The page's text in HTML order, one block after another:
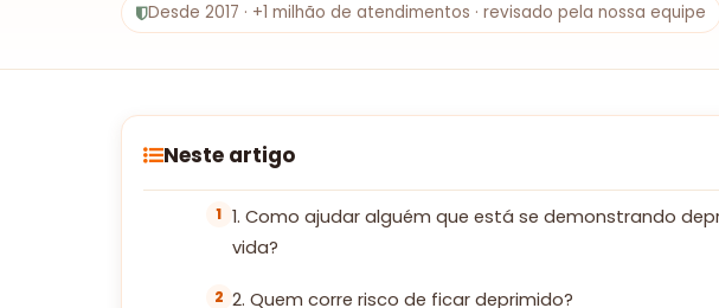
Desde 2017 · +1 milhão de atendimentos · revisado pela nossa equipe
Neste artigo
1. Como ajudar alguém que está se demonstrando
vida?
2. Quem corre risco de ficar deprimido?